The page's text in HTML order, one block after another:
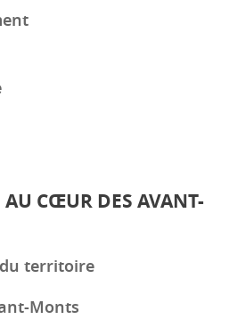
AU CŒUR DES AVANT-
territoire
Monts